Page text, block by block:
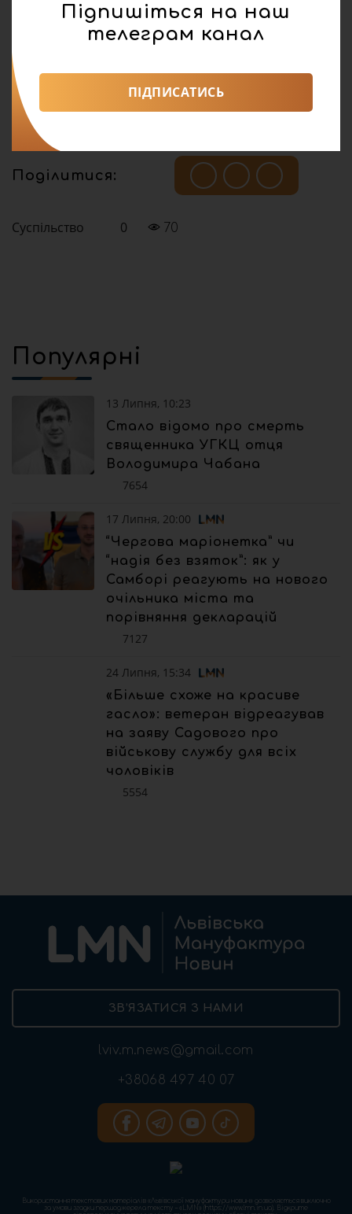
Поділитися:
Суспільство 0 70
Популярні
13 Липня, 10:23
Стало відомо про смерть
священника УГКЦ отця
Володимира Чабана
7654
17 Липня, 20:00
“Чергова маріонетка” чи
“надія без взяток”: як у
Самборі реагують на нового
очільника міста та
порівняння декларацій
7127
24 Липня, 15:34
«Більше схоже на красиве
гасло»: ветеран відреагував
на заяву Садового про
військову службу для всіх
чоловіків
5554
ЗВ’ЯЗАТИСЯ З НАМИ
lviv.m.news@gmail.com
+38068 497 40 07
Використання текстових матеріалів «Львівської мануфактури новин» дозволяється виключно
за умови згадки першоджерела тексту – «LMN» (https://www.lmn.in.ua). Відкрите
Підпишіться на наш
телеграм канал
ПІДПИСАТИСЬ